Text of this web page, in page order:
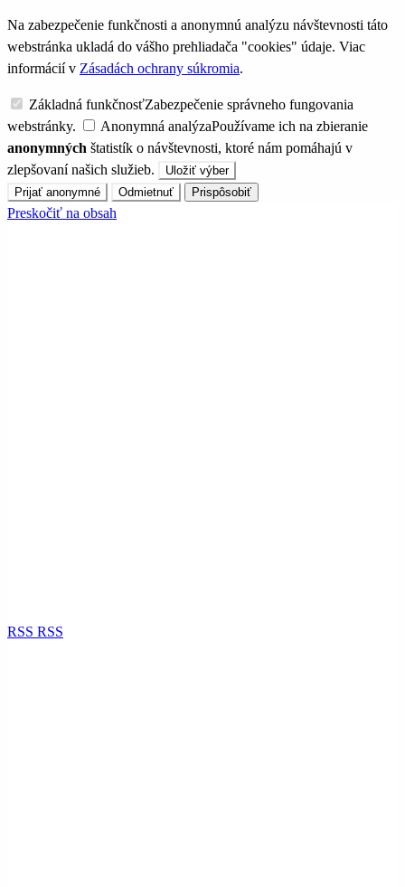
Na zabezpečenie funkčnosti a anonymnú analýzu návštevnosti táto
webstránka ukladá do vášho prehliadača "cookies" údaje. Viac
informácií v Zásadách ochrany súkromia.
Základná funkčnosťZabezpečenie správneho fungovania
webstránky.
Anonymná analýzaPoužívame ich na zbieranie
anonymných štatistík o návštevnosti, ktoré nám pomáhajú v
zlepšovaní našich služieb.
Uložiť výber
Prijať anonymné
Odmietnuť Prispôsobiť
Preskočiť na obsah
RSS RSS